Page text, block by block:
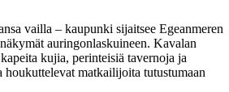
vailla – kaupunki sijaitsee Egeanmeren
auringonlaskuineen. Kavalan
kujia, perinteisiä tavernoja ja
matkailijoita tutustumaan